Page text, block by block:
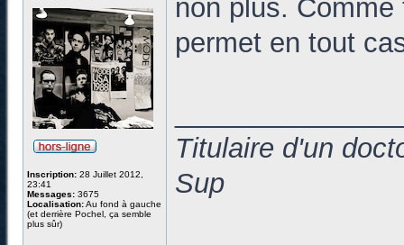
Inscription: 28 Juillet 2012,
23:41
Messages: 3675
Localisation:Au fond à gauche
(et derrière Pochel, ça semble
plus sûr)
non plus.
permet en tout
Titulaire d'un
Sup